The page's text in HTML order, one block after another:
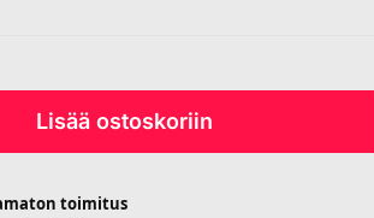
Lisää ostoskoriin
toimitus